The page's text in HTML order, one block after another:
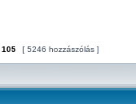
105 [ 5246 hozzászólás ]